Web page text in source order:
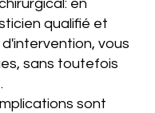
en
qualifié et
vous
sans toutefois
sont